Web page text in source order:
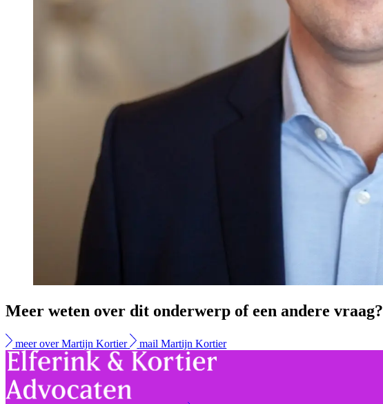
Meer weten over dit onderwerp of een andere vraag?
meer over Martijn Kortier mail Martijn Kortier